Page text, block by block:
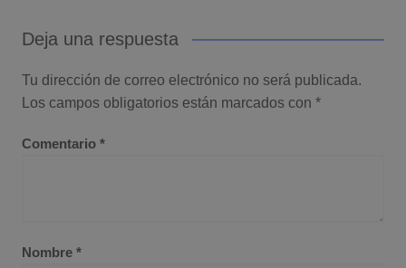
Deja una respuesta
Tu dirección de correo electrónico no será publicada.
Los campos obligatorios están marcados con *
Comentario *
Nombre *